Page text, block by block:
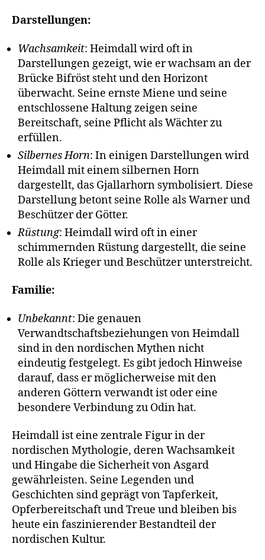
Darstellungen:
Wachsamkeit: Heimdall wird oft in
Darstellungen gezeigt, wie er wachsam an der
Brücke Bifröst steht und den Horizont
überwacht. Seine ernste Miene und seine
entschlossene Haltung zeigen seine
Bereitschaft, seine Pflicht als Wächter zu
erfüllen.
Silbernes Horn: In einigen Darstellungen wird
Heimdall mit einem silbernen Horn
dargestellt, das Gjallarhorn symbolisiert. Diese
Darstellung betont seine Rolle als Warner und
Beschützer der Götter.
Rüstung: Heimdall wird oft in einer
schimmernden Rüstung dargestellt, die seine
Rolle als Krieger und Beschützer unterstreicht.
Familie:
Unbekannt: Die genauen
Verwandtschaftsbeziehungen von Heimdall
sind in den nordischen Mythen nicht
eindeutig festgelegt. Es gibt jedoch Hinweise
darauf, dass er möglicherweise mit den
anderen Göttern verwandt ist oder eine
besondere Verbindung zu Odin hat.
Heimdall ist eine zentrale Figur in der
nordischen Mythologie, deren Wachsamkeit
und Hingabe die Sicherheit von Asgard
gewährleisten. Seine Legenden und
Geschichten sind geprägt von Tapferkeit,
Opferbereitschaft und Treue und bleiben bis
heute ein faszinierender Bestandteil der
nordischen Kultur.